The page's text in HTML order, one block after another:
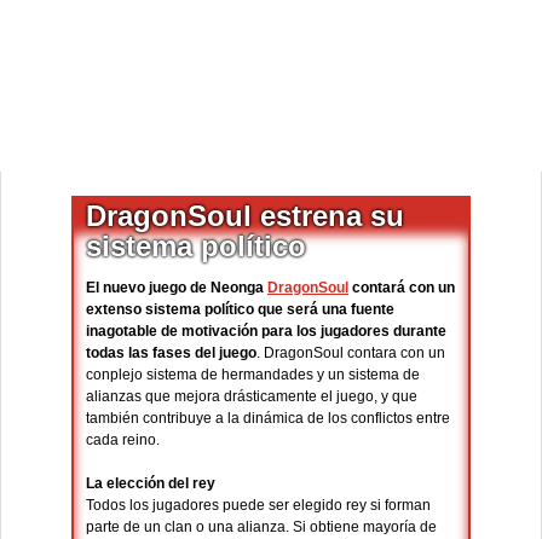
DragonSoul estrena su
sistema político
El nuevo juego de Neonga DragonSoul contará con un
extenso sistema político que será una fuente
inagotable de motivación para los jugadores durante
todas las fases del juego. DragonSoul contara con un
conplejo sistema de hermandades y un sistema de
alianzas que mejora drásticamente el juego, y que
también contribuye a la dinámica de los conflictos entre
cada reino.
La elección del rey
Todos los jugadores puede ser elegido rey si forman
parte de un clan o una alianza. Si obtiene mayoría de